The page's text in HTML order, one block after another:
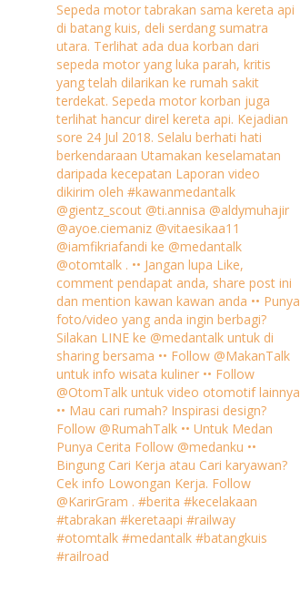
Sepeda motor tabrakan sama kereta api
di batang kuis, deli serdang sumatra
utara. Terlihat ada dua korban dari
sepeda motor yang luka parah, kritis
yang telah dilarikan ke rumah sakit
terdekat. Sepeda motor korban juga
terlihat hancur direl kereta api. Kejadian
sore 24 Jul 2018. Selalu berhati hati
berkendaraan Utamakan keselamatan
daripada kecepatan Laporan video
dikirim oleh #kawanmedantalk
@gientz_scout @ti.annisa @aldymuhajir
@ayoe.ciemaniz @vitaesikaa11
@iamfikriafandi ke @medantalk
@otomtalk . •• Jangan lupa Like,
comment pendapat anda, share post ini
dan mention kawan kawan anda •• Punya
foto/video yang anda ingin berbagi?
Silakan LINE ke @medantalk untuk di
sharing bersama •• Follow @MakanTalk
untuk info wisata kuliner •• Follow
@OtomTalk untuk video otomotif lainnya
•• Mau cari rumah? Inspirasi design?
Follow @RumahTalk •• Untuk Medan
Punya Cerita Follow @medanku ••
Bingung Cari Kerja atau Cari karyawan?
Cek info Lowongan Kerja. Follow
@KarirGram . #berita #kecelakaan
#tabrakan #keretaapi #railway
#otomtalk #medantalk #batangkuis
#railroad